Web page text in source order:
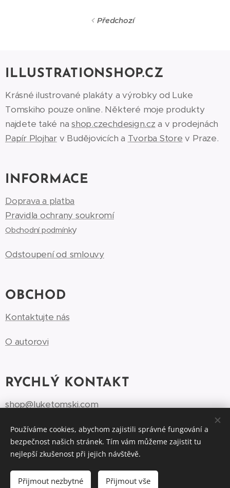
Předchozí
ILLUSTRATIONSHOP.CZ
Krásné ilustrované plakáty a výrobky od Luke
Tomskiho pouze online. Některé moje produkty
najdete také nashop.czechdesign.cz a v prodejnách
Papír Plojharv Budějovicích a Tvorba Store v Praze.
INFORMACE
Doprava a platba
Pravidla ochrany soukromí
Obchodní podmínky
Odstoupení od smlouvy
OBCHOD
Kontaktujte nás
O autorovi
RYCHLÝ KONTAKT
shop@luketomski.com
Používáme cookies, abychom zajistili správné fungování a
bezpečnost našich stránek. Tím vám můžeme zajistit tu
nejlepší zkušenost při jejich návštěvě.
Přijmout nezbytné Přijmout vše